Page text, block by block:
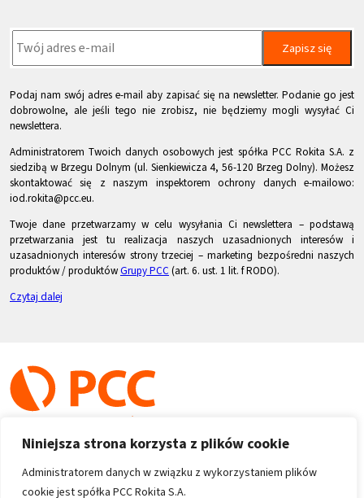
Niniejsza strona korzysta z plików cookie
Administratorem danych w związku z wykorzystaniem plików
cookie jest spółka PCC Rokita S.A.
Zapisz się
Podaj nam swój adres e-mail aby zapisać się na newsletter. Podanie go jest
dobrowolne, ale jeśli tego nie zrobisz, nie będziemy mogli wysyłać Ci
newslettera.
Administratorem Twoich danych osobowych jest spółka PCC Rokita S.A. z
siedzibą w Brzegu Dolnym (ul. Sienkiewicza 4, 56-120 Brzeg Dolny). Możesz
skontaktować się z naszym inspektorem ochrony danych e-mailowo:
iod.rokita@pcc.eu.
Twoje dane przetwarzamy w celu wysyłania Ci newslettera – podstawą
przetwarzania jest tu realizacja naszych uzasadnionych interesów i
uzasadnionych interesów strony trzeciej – marketing bezpośredni naszych
produktów / produktówGrupy PCC (art. 6. ust. 1 lit. f RODO).
Czytaj dalej